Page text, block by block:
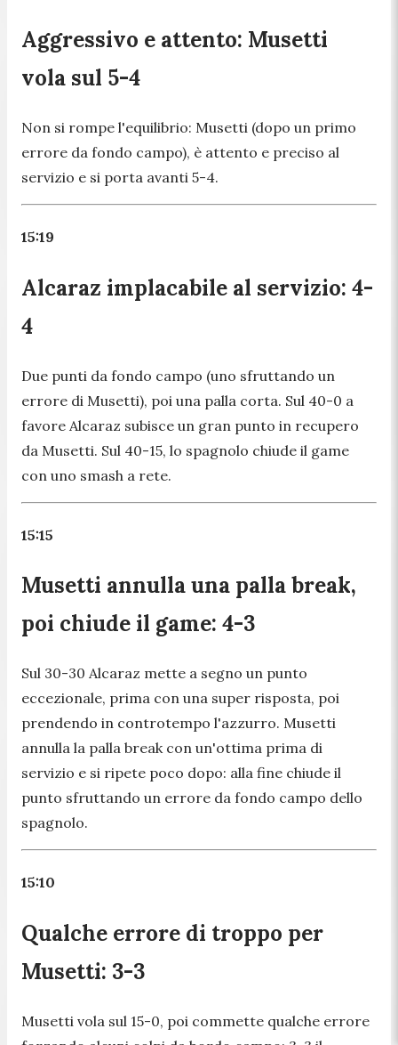
Aggressivo e attento: Musetti
vola sul 5-4
Non si rompe l'equilibrio: Musetti (dopo un primo
errore da fondo campo), è attento e preciso al
servizio e si porta avanti 5-4.
15:19
Alcaraz implacabile al servizio: 4-
4
Due punti da fondo campo (uno sfruttando un
errore di Musetti), poi una palla corta. Sul 40-0 a
favore Alcaraz subisce un gran punto in recupero
da Musetti. Sul 40-15, lo spagnolo chiude il game
con uno smash a rete.
15:15
Musetti annulla una palla break,
poi chiude il game: 4-3
Sul 30-30 Alcaraz mette a segno un punto
eccezionale, prima con una super risposta, poi
prendendo in controtempo l'azzurro. Musetti
annulla la palla break con un'ottima prima di
servizio e si ripete poco dopo: alla fine chiude il
punto sfruttando un errore da fondo campo dello
spagnolo.
15:10
Qualche errore di troppo per
Musetti: 3-3
Musetti vola sul 15-0, poi commette qualche errore